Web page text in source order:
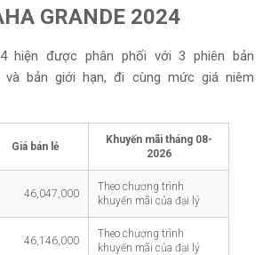
GRANDE 2024
hiện được phân phối với 3 phiên bản
và bản giới hạn, đi cùng mức giá niêm
Giá bán lẻ
Khuyến mãi tháng 08-
2026
46,047,000
Theo chương trình
khuyến mãi của đại lý
46,146,000
Theo chương trình
khuyến mãi của đại lý